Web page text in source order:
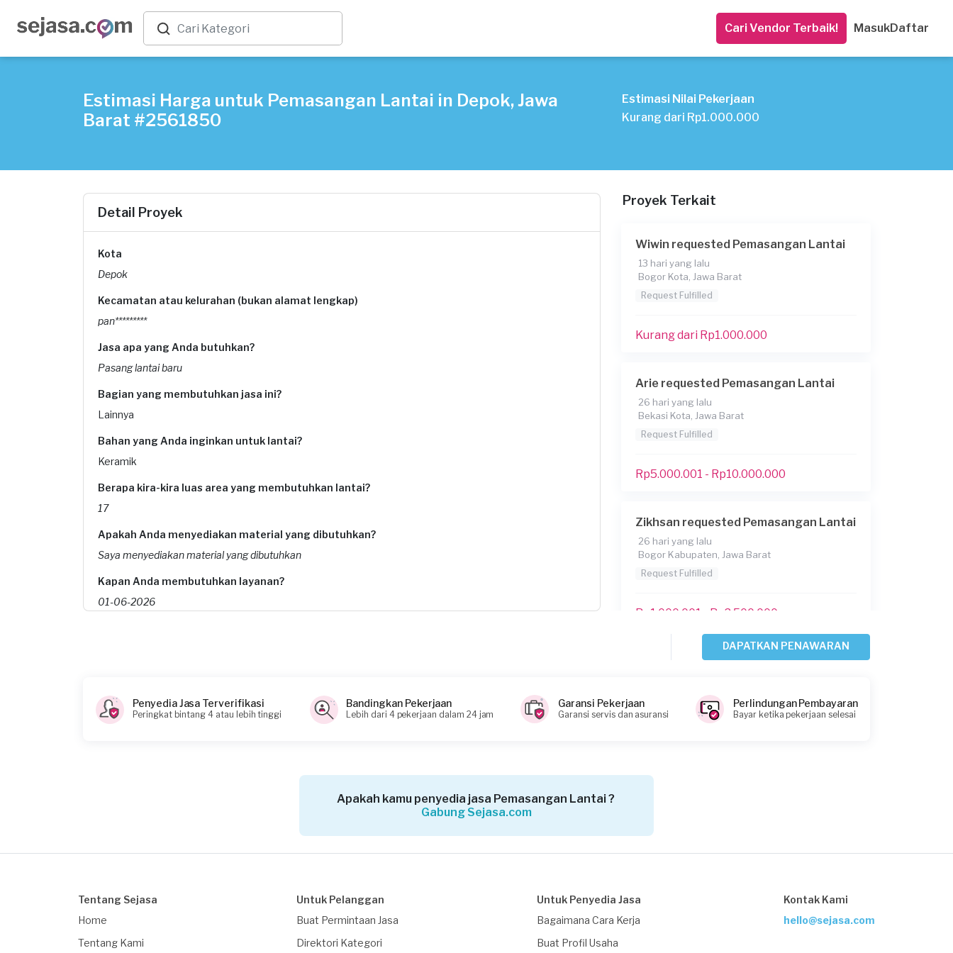
Cari Vendor Terbaik! MasukDaftar
Estimasi Harga untuk Pemasangan Lantai in Depok, Jawa
Barat #2561850
Estimasi Nilai Pekerjaan
Kurang dari Rp1.000.000
Detail Proyek
Kota
Depok
Kecamatan atau kelurahan (bukan alamat lengkap)
pan*********
Jasa apa yang Anda butuhkan?
Pasang lantai baru
Bagian yang membutuhkan jasa ini?
Lainnya
Bahan yang Anda inginkan untuk lantai?
Keramik
Berapa kira-kira luas area yang membutuhkan lantai?
17
Apakah Anda menyediakan material yang dibutuhkan?
Saya menyediakan material yang dibutuhkan
Kapan Anda membutuhkan layanan?
01-06-2026
Proyek Terkait
Wiwin requested Pemasangan Lantai
13 hari yang lalu
Bogor Kota, Jawa Barat
Request Fulfilled
Kurang dari Rp1.000.000
Arie requested Pemasangan Lantai
26 hari yang lalu
Bekasi Kota, Jawa Barat
Request Fulfilled
Rp5.000.001 - Rp10.000.000
Zikhsan requested Pemasangan Lantai
26 hari yang lalu
Bogor Kabupaten, Jawa Barat
Request Fulfilled
Rp1.000.001 - Rp2.500.000
Putra requested Pemasangan Lantai
Bekasi Kota, Jawa Barat
Request Fulfilled
Sekitar sebulan yang lalu
Kurang dari Rp1.000.000
DAPATKAN PENAWARAN
Penyedia Jasa Terverifikasi
Peringkat bintang 4 atau lebih tinggi
Bandingkan Pekerjaan
Lebih dari 4 pekerjaan dalam 24 jam
Garansi Pekerjaan
Garansi servis dan asuransi
Perlindungan Pembayaran
Bayar ketika pekerjaan selesai
Apakah kamu penyedia jasa Pemasangan Lantai ?
Gabung Sejasa.com
Tentang Sejasa
Home
Tentang Kami
Untuk Pelanggan
Buat Permintaan Jasa
Direktori Kategori
Untuk Penyedia Jasa
Bagaimana Cara Kerja
Buat Profil Usaha
Kontak Kami
hello@sejasa.com